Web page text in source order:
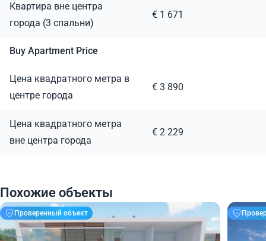
Квартира вне центра
города (3 спальни)
€ 1 671
Buy Apartment Price
Цена квадратного метра в
центре города
€ 3 890
Цена квадратного метра
вне центра города
€ 2 229
Похожие объекты
Проверенный объект